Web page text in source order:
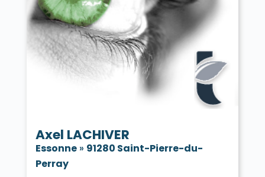
Axel LACHIVER
Essonne» 91280 Saint-Pierre-du-
Perray